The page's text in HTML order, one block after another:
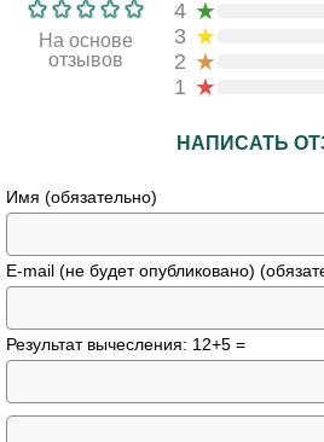
На основе
отзывов
4 ★
3 ★
2 ★
1 ★
НАПИСАТЬ
Имя (обязательно)
E-mail (не будет опубликовано)
Результат вычесления: 12+5 =